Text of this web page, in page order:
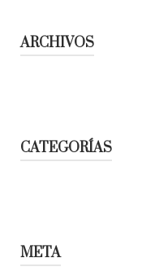
ARCHIVOS
CATEGORÍAS
META